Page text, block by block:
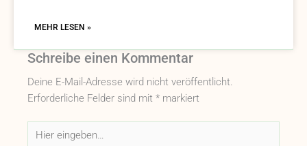
MEHR LESEN »
Schreibe einen Kommentar
Deine E-Mail-Adresse wird nicht veröffentlicht.
Erforderliche Felder sind mit * markiert
Hier